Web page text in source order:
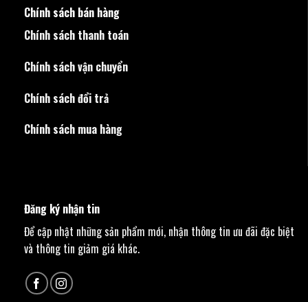
Chính sách bán hàng
Chính sách thanh toán
Chính sách vận chuyển
Chính sách đổi trả
Chính sách mua hàng
Đăng ký nhận tin
Để cập nhật những sản phẩm mới, nhận thông tin ưu đãi đặc biệt
và thông tin giảm giá khác.